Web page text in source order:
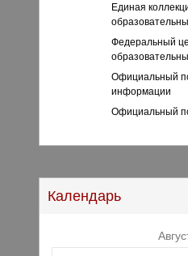
Единая
Федеральный
Официальный
информации
Официальный
Календарь